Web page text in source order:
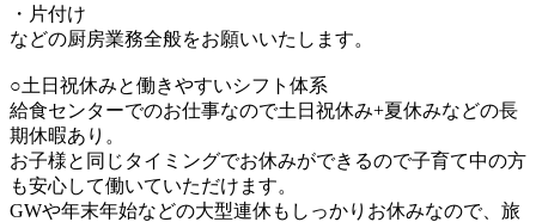
・片付け
などの厨房業務全般をお願いいたします。
○土日祝休みと働きやすいシフト体系
給食センターでのお仕事なので土日祝休み+夏休みなどの長
期休暇あり。
お子様と同じタイミングでお休みができるので子育て中の方
も安心して働いていただけます。
GWや年末年始などの大型連休もしっかりお休みなので、旅